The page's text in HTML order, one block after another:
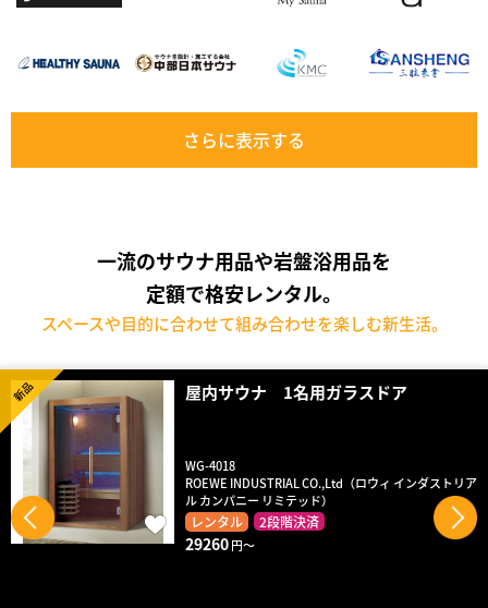
さらに表示する
一流のサウナ用品や岩盤浴用品を
定額で格安レンタル。
スペースや目的に合わせて組み合わせを楽しむ新生活。
屋内サウナ 1名用ガラスドア
WG-4018
ROEWE INDUSTRIAL CO.,Ltd（ロウィ インダストリア
ル カンパニー リミテッド）
レンタル 2段階決済
新品
29260円～